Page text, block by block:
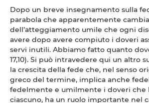
Dopo un breve insegnamento sulla
parabola che apparentemente
dell’atteggiamento umile che ogni
avere dopo avere compiuto i doveri
servi inutili. Abbiamo fatto quanto
17,10). Si può intravedere qui un altro
la crescita della fede che, nel senso
greco del termine, implica anche
fedelmente e umilmente i doveri che
ciascuno, ha un ruolo importante nel